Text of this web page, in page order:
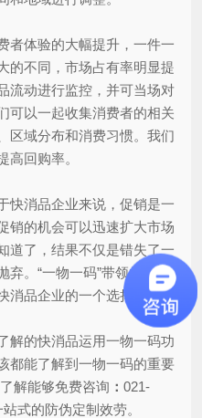
者体验的大幅提升，一件一
的不同，市场占有率明显提
流动进行监控，并可当场对
可以一起收集消费者的相关
区域分布和消费习惯。我们
高回购率。
消品企业来说，促销是一
销的机会可以迅速扩大市场
道了，结果不仅是错失了一
弃。“一物一码”带领的促销
消品企业的一个选择。
的快消品运用一物一码功
都能了解到一物一码的重要
解能够免费咨询 ： 021-
式的防伪定制效劳。